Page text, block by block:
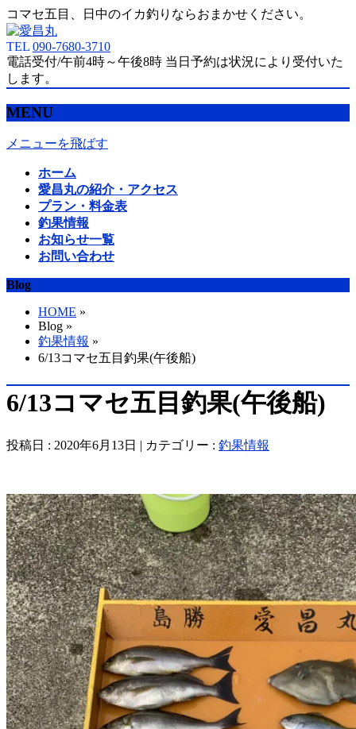
コマセ五目、日中のイカ釣りならおまかせください。
TEL 090-7680-3710
電話受付/午前4時～午後8時 当日予約は状況により受付いた
します。
MENU
メニューを飛ばす
ホーム
愛昌丸の紹介・アクセス
プラン・料金表
釣果情報
お知らせ一覧
お問い合わせ
Blog
HOME »
Blog »
釣果情報 »
6/13コマセ五目釣果(午後船)
6/13コマセ五目釣果(午後船)
投稿日 : 2020年6月13日 | カテゴリー : 釣果情報